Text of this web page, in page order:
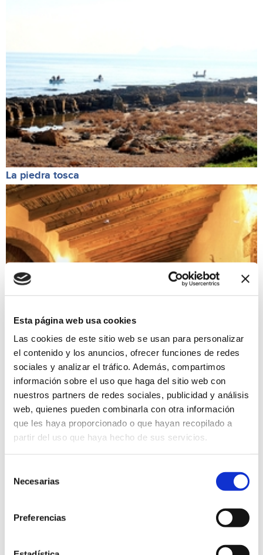
Esta página web usa cookies
Las cookies de este sitio web se usan para personalizar
el contenido y los anuncios, ofrecer funciones de redes
sociales y analizar el tráfico. Además, compartimos
información sobre el uso que haga del sitio web con
nuestros partners de redes sociales, publicidad y análisis
web, quienes pueden combinarla con otra información
que les haya proporcionado o que hayan recopilado a
partir del uso que haya hecho de sus servicios.
Necesarias
Preferencias
La piedra tosca
Riuraus y otras construcciones